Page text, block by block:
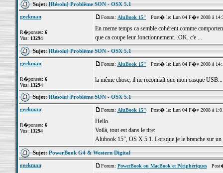
Sujet:[Résolu] Problème SON - OSX 5.1
geekman
R�ponses: 6
Vus: 13294
Forum: AluBook 15" Post� le: Lun 04 F�v 2008 à
En meme temps ca semble cohérent comme
que ca coupe leur fonctionnement...OK, c'e ...
Sujet:[Résolu] Problème SON - OSX 5.1
geekman
R�ponses: 6
Vus: 13294
Forum: AluBook 15" Post� le: Lun 04 F�v 2008 à
la même chose, il ne reconnaît que mon casque
Sujet:[Résolu] Problème SON - OSX 5.1
geekman
R�ponses: 6
Vus: 13294
Forum: AluBook 15" Post� le: Lun 04 F�v 2008 à
Hello.
Voilà, tout est dans le tire:
Alubook 15", OS X 5.1. Lorsque je le branche sur un
Sujet:PowerBook G4 & Western Digital
geekman Forum: PowerBook ou MacBook et PériphériquesPost�